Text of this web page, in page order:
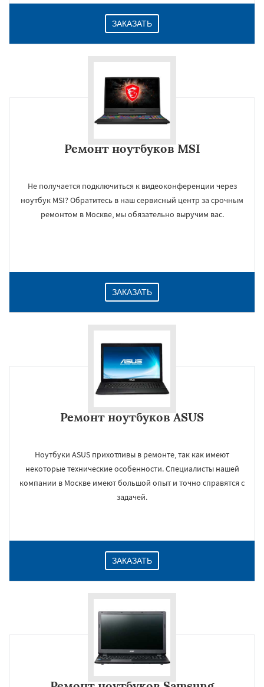
ЗАКАЗАТЬ
Ремонт ноутбуков MSI
Не получается подключиться к видеоконференции через
ноутбук MSI? Обратитесь в наш сервисный центр за срочным
ремонтом в Москве, мы обязательно выручим вас.
ЗАКАЗАТЬ
Ремонт ноутбуков ASUS
Ноутбуки ASUS прихотливы в ремонте, так как имеют
некоторые технические особенности. Специалисты нашей
компании в Москве имеют большой опыт и точно справятся с
задачей.
ЗАКАЗАТЬ